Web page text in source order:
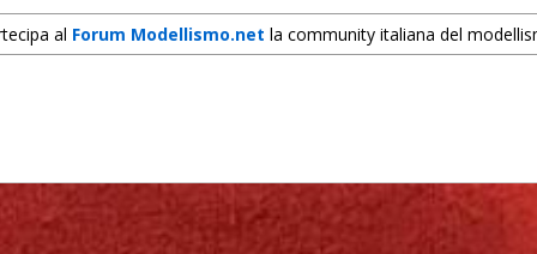
al Forum Modellismo.net la community italiana del